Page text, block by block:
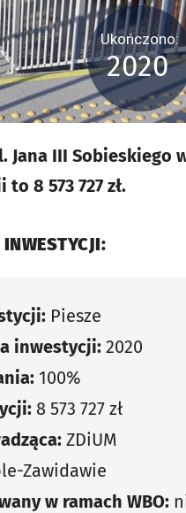
Ukończono:
2020
Jana III Sobieskiego
8 573 727 zł.
Piesze
inwestycji: 2020
100%
8 573 727 zł
ZDiUM
Zawidawie
w ramach WBO: